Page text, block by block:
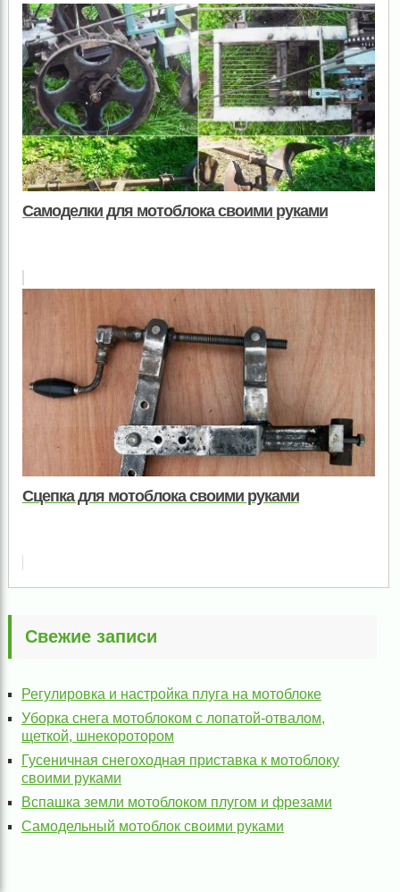
Самоделки для мотоблока своими руками
Сцепка для мотоблока своими руками
Свежие записи
Регулировка и настройка плуга на мотоблоке
Уборка снега мотоблоком с лопатой-отвалом,
щеткой, шнекоротором
Гусеничная снегоходная приставка к мотоблоку
своими руками
Вспашка земли мотоблоком плугом и фрезами
Самодельный мотоблок своими руками